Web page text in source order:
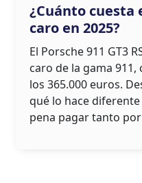
¿Cuánto cuesta
caro en 2025?
El Porsche 911 GT3
caro de la gama
los 365.000 euros.
qué lo hace diferente
pena pagar tanto